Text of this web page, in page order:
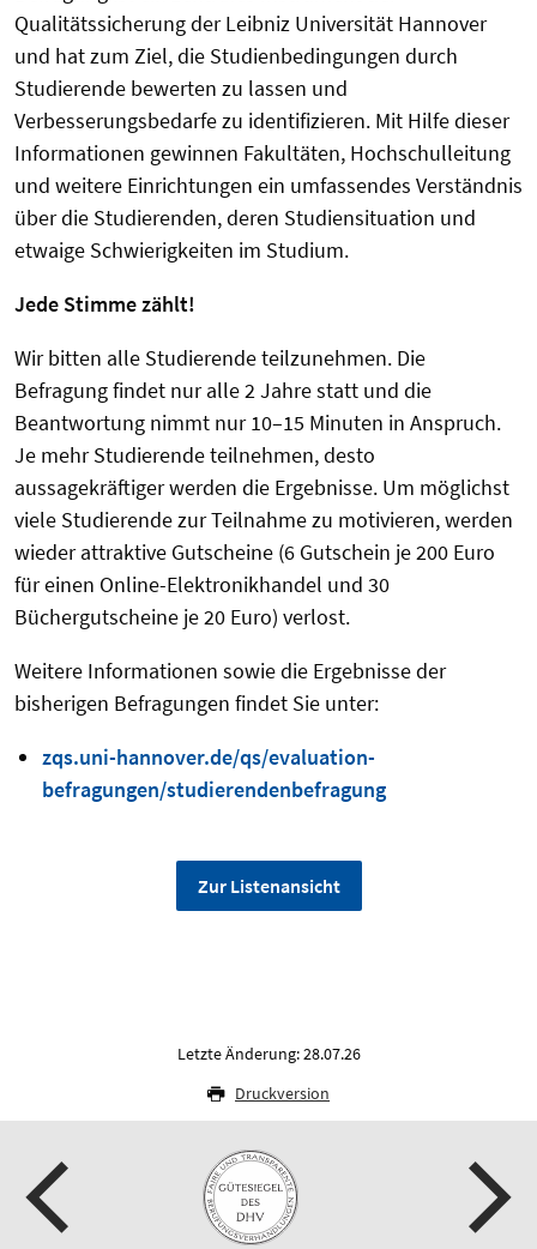
Qualitätssicherung der Leibniz Universität Hannover
und hat zum Ziel, die Studienbedingungen durch
Studierende bewerten zu lassen und
Verbesserungsbedarfe zu identifizieren. Mit Hilfe dieser
Informationen gewinnen Fakultäten, Hochschulleitung
und weitere Einrichtungen ein umfassendes Verständnis
über die Studierenden, deren Studiensituation und
etwaige Schwierigkeiten im Studium.
Jede Stimme zählt!
Wir bitten alle Studierende teilzunehmen. Die
Befragung findet nur alle 2 Jahre statt und die
Beantwortung nimmt nur 10–15 Minuten in Anspruch.
Je mehr Studierende teilnehmen, desto
aussagekräftiger werden die Ergebnisse. Um möglichst
viele Studierende zur Teilnahme zu motivieren, werden
wieder attraktive Gutscheine (6 Gutschein je 200 Euro
für einen Online-Elektronikhandel und 30
Büchergutscheine je 20 Euro) verlost.
Weitere Informationen sowie die Ergebnisse der
bisherigen Befragungen findet Sie unter:
zqs.uni-hannover.de/qs/evaluation-
befragungen/studierendenbefragung
Zur Listenansicht
Letzte Änderung: 28.07.26
Druckversion